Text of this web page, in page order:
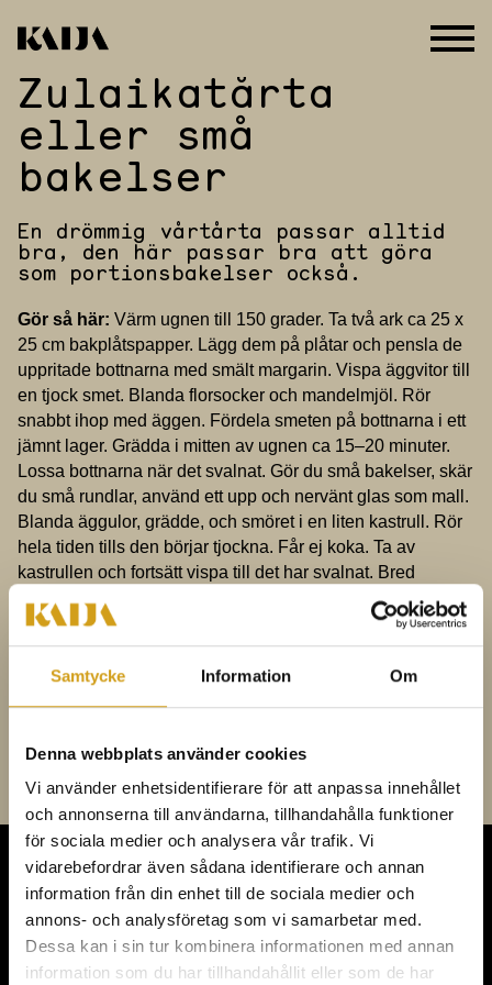
Samtycke Information Om
Denna webbplats använder cookies
Vi använder enhetsidentifierare för att anpassa innehållet
och annonserna till användarna, tillhandahålla funktioner
för sociala medier och analysera vår trafik. Vi
vidarebefordrar även sådana identifierare och annan
information från din enhet till de sociala medier och
annons- och analysföretag som vi samarbetar med.
Dessa kan i sin tur kombinera informationen med annan
information som du har tillhandahållit eller som de har
Hoppa
innehåll
Zulaikatårta
eller små
bakelser
En drömmig vårtårta passar alltid
bra, den här passar bra att göra
som portionsbakelser också.
Gör så här: Värm ugnen till 150 grader. Ta två ark ca 25 x
25 cm bakplåtspapper. Lägg dem på plåtar och pensla de
uppritade bottnarna med smält margarin. Vispa äggvitor till
en tjock smet. Blanda florsocker och mandelmjöl. Rör
snabbt ihop med äggen. Fördela smeten på bottnarna i ett
jämnt lager. Grädda i mitten av ugnen ca 15–20 minuter.
Lossa bottnarna när det svalnat. Gör du små bakelser, skär
du små rundlar, använd ett upp och nervänt glas som mall.
Blanda äggulor, grädde, och smöret i en liten kastrull. Rör
hela tiden tills den börjar tjockna. Får ej koka. Ta av
kastrullen och fortsätt vispa till det har svalnat. Bred
krämen på en av bottnarna. Och lägg den andra över.
Vispa grädde lätt, bred över locket och garnera med flagad
mandel. Njut!Ingredienser, botten:2,0 dl mandelmjöl 4
äggvitor 2,5 dl florsockerSmörkräm:
4 äggulor 1 dl
KONFERENS,
MÖTEN & FEST